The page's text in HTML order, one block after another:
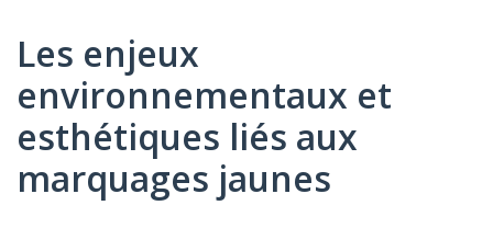
Les enjeux
environnementaux et
esthétiques liés aux
marquages jaunes